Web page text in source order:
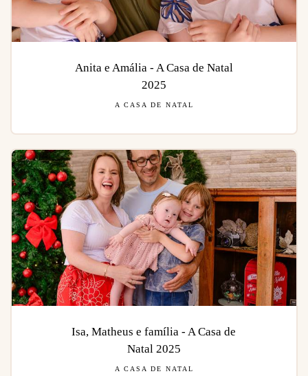
Anita e Amália - A Casa de Natal
2025
A CASA DE NATAL
Isa, Matheus e família - A Casa de
Natal 2025
A CASA DE NATAL